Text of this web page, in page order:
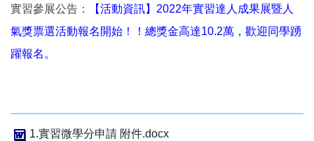
實習參展公告：
【活動資訊】2022年實習達人成果展暨人
氣獎票選活動報名開始！！總獎金高達10.2萬，歡迎同學踴
躍報名。
1.實習微學分申請 附件.docx